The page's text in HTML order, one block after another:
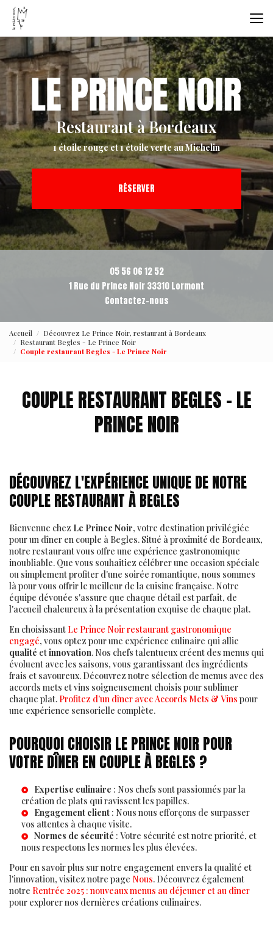
Aller
contenu
principal
Restaurant à Bordeaux
1 étoile rouge et 1 étoile verte au Michelin
RÉSERVER
05 56 06 12 52
1 Rue du Prince Noir 33310 Lormont
Contactez-nous
Accueil
Découvrez Le Prince Noir, restaurant à Bordeaux
Restaurant Begles - Le Prince Noir
Couple restaurant Begles - Le Prince Noir
COUPLE RESTAURANT BEGLES - LE
PRINCE NOIR
DÉCOUVREZ L'EXPÉRIENCE UNIQUE DE NOTRE
COUPLE RESTAURANT À BEGLES
Bienvenue chez Le Prince Noir, votre destination privilégiée
pour un dîner en couple à Begles. Situé à proximité de Bordeaux,
notre restaurant vous offre une expérience gastronomique
inoubliable. Que vous souhaitiez célébrer une occasion spéciale
ou simplement profiter d'une soirée romantique, nous sommes
là pour vous offrir le meilleur de la cuisine française. Notre
équipe dévouée s'assure que chaque détail est parfait, de
l'accueil chaleureux à la présentation exquise de chaque plat.
En choisissant Le Prince Noir restaurant gastronomique
engagé, vous optez pour une expérience culinaire qui allie
qualité etinnovation. Nos chefs talentueux créent des menus qui
évoluent avec les saisons, vous garantissant des ingrédients
frais et savoureux. Découvrez notre sélection de menus avec des
accords mets et vins soigneusement choisis pour sublimer
chaque plat. Profitez d'un dîner avec Accords Mets & Vins pour
une expérience sensorielle complète.
POURQUOI CHOISIR LE PRINCE NOIR POUR
VOTRE DÎNER EN COUPLE À BEGLES ?
Expertise culinaire : Nos chefs sont passionnés par la
création de plats qui ravissent les papilles.
Engagement client : Nous nous efforçons de surpasser
vos attentes à chaque visite.
Normes de sécurité : Votre sécurité est notre priorité, et
nous respectons les normes les plus élevées.
Pour en savoir plus sur notre engagement envers la qualité et
l'innovation, visitez notre page Nous. Découvrez également
notre Rentrée 2025 : nouveaux menus au déjeuner et au dîner
pour explorer nos dernières créations culinaires.